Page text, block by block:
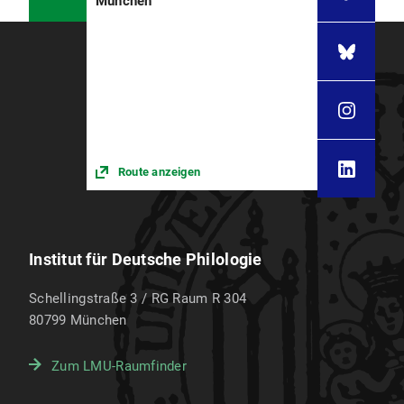
Route anzeigen
Institut für Deutsche Philologie
Schellingstraße 3 / RG Raum R 304
80799 München
Zum LMU-Raumfinder